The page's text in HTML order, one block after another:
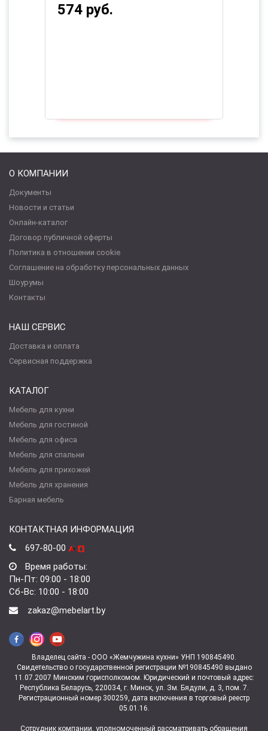
574 руб.
О КОМПАНИИ
Документы
Новости и статьи
Онлайн-каталог
Договор публичной оферты
Политика в отношении cookie
Соглашение на обработку персональных данных
Шоурумы
Контакты
НАШ СЕРВИС
Доставка и оплата
Сервисная поддержка
КАТАЛОГ
Мебель для кухни
Мебель для гостиной
Мебель для офиса
Мебель для спальни
Мебель для прихожей
Мебель для хранения
Барная мебель
КОНТАКТНАЯ ИНФОРМАЦИЯ
697-80-00
Время работы:
Пн-Пт: 09:00 - 18:00
Сб-Вс: 10:00 - 18:00
zakaz@mebelart.by
Владелец сайта - ООО «Жемчужина кухни» УНП 190845490.
Свидетельство о государственной регистрации №190845490 выдано
11.07.2007 Минским горисполкомом. Юридический и почтовый адрес:
Республика Беларусь, 220034, г. Минск, ул. Зм. Бядули, д. 3, пом. 7.
Регистрационный номер 300259, дата включения в торговый реестр
05.01.16.
Сотрудник компании, уполномоченный рассматривать обращения